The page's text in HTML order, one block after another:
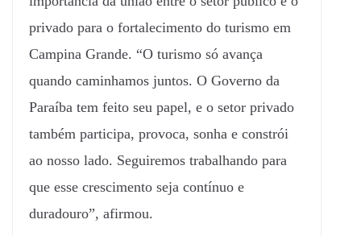
privado para o fortalecimento do turismo em
Campina Grande. “O turismo só avança
quando caminhamos juntos. O Governo da
Paraíba tem feito seu papel, e o setor privado
também participa, provoca, sonha e constrói
ao nosso lado. Seguiremos trabalhando para
que esse crescimento seja contínuo e
duradouro”, afirmou.